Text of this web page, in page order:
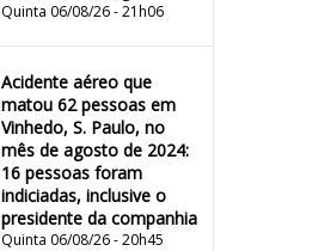
Quinta 06/08/26 - 21h06
Acidente aéreo que
matou 62 pessoas em
Vinhedo, S. Paulo, no
mês de agosto de 2024:
16 pessoas foram
indiciadas, inclusive o
presidente da companhia
Quinta 06/08/26 - 20h45